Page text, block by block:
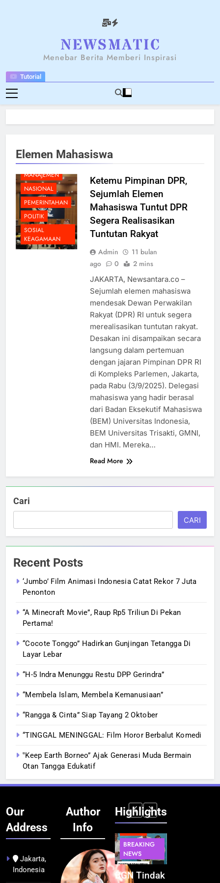
Tutorial
NEWSANTARA
Menebar Berita Memberi Inspirasi
Elemen Mahasiswa
BREAKING NEWS
KOMUNIKASI
MANAJEMEN
NASIONAL
PEMERINTAHAN
POLITIK
SOSIAL
KEAGAMAAN
Ketemu Pimpinan DPR,
Sejumlah Elemen
Mahasiswa Tuntut DPR
Segera Realisasikan
Tuntutan Rakyat
Admin
11 bulan
ago
0 2 mins
JAKARTA, Newsantara.co –
Sejumlah elemen mahasiswa
mendesak Dewan Perwakilan
Rakyat (DPR) RI untuk segera
merealisasikan tuntutan rakyat.
Desakan ini disampaikan secara
langsung dalam pertemuan
dengan jajaran Pimpinan DPR RI
di Kompleks Parlemen, Jakarta,
pada Rabu (3/9/2025). Delegasi
mahasiswa yang hadir berasal
dari Badan Eksekutif Mahasiswa
(BEM) Universitas Indonesia,
BEM Universitas Trisakti, GMNI,
dan HMI. Mereka…
Read More
Cari
CARI
Recent Posts
‘Jumbo’ Film Animasi Indonesia Catat Rekor 7 Juta
Penonton
“A Minecraft Movie”, Raup Rp5 Triliun Di Pekan
Pertama!
“Cocote Tonggo” Hadirkan Gunjingan Tetangga Di
Layar Lebar
“H-5 Indra Menunggu Restu DPP Gerindra”
“Membela Islam, Membela Kemanusiaan”
“Rangga & Cinta” Siap Tayang 2 Oktober
“TINGGAL MENINGGAL: Film Horor Berbalut Komedi
‟Keep Earth Borneo” Ajak Generasi Muda Bermain
Otan Tangga Edukatif
Our
Address
Jakarta,
Indonesia
Author
Info
Highlights
BERITA
BUDAYA
Pontianak
BERITA
NEWS
Festival
BREAKING
NEWS
BGN Tindak